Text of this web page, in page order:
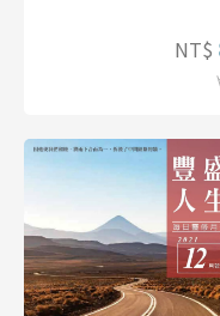
NT$